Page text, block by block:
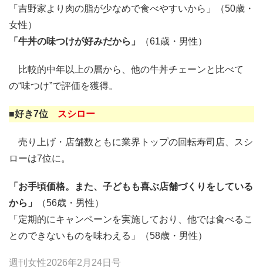
「吉野家より肉の脂が少なめで食べやすいから」（50歳・
女性）
「牛丼の味つけが好みだから」
（61歳・男性）
比較的中年以上の層から、他の牛丼チェーンと比べて
の“味つけ”で評価を獲得。
■好き7位 スシロー
売り上げ・店舗数ともに業界トップの回転寿司店、スシ
ローは7位に。
「お手頃価格。また、子どもも喜ぶ店舗づくりをしている
から」
（56歳・男性）
「定期的にキャンペーンを実施しており、他では食べるこ
とのできないものを味わえる」（58歳・男性）
週刊女性2026年2月24日号